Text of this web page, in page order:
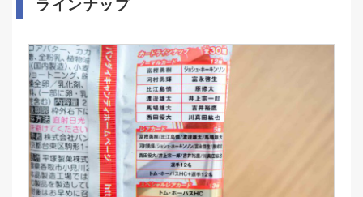
ラインナップ